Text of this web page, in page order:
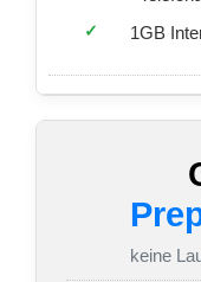
1GB
keine